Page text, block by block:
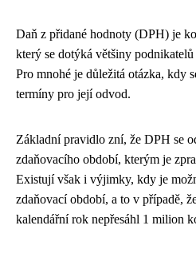
Daň z přidané hodnoty (DPH) je
který se dotýká většiny
Pro mnohé je důležitá otázka, kdy
termíny pro její odvod.
Základní pravidlo zní, že DPH se
zdaňovacího období, kterým je
Existují však i výjimky, kdy je
zdaňovací období, a to v případě,
kalendářní rok nepřesáhl 1 milion